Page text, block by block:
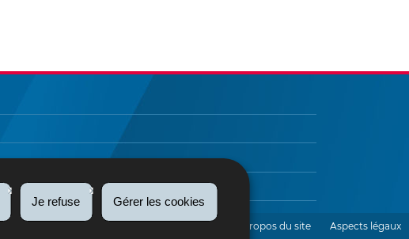
Je refuse Gérer les cookies
A propos du site Aspects légaux